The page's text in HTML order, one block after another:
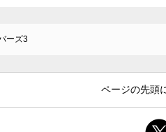
ーズ3
ページの先頭